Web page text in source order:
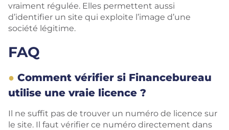
vraiment régulée. Elles permettent aussi
d’identifier un site qui exploite l’image d’une
société légitime.
FAQ
Comment vérifier si Financebureau
utilise une vraie licence ?
Il ne suffit pas de trouver un numéro de licence sur
le site. Il faut vérifier ce numéro directement dans